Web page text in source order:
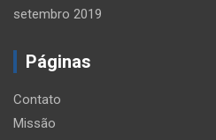
setembro 2019
Páginas
Contato
Missão